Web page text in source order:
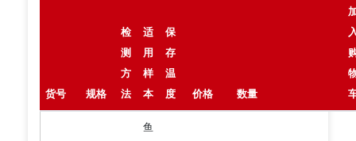
货号 规格
检
测
方
法
适
用
样
本
保
存
温
度
价格 数量
鱼